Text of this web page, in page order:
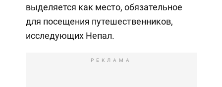
выделяется как место, обязательное
для посещения путешественников,
исследующих Непал.
РЕКЛАМА